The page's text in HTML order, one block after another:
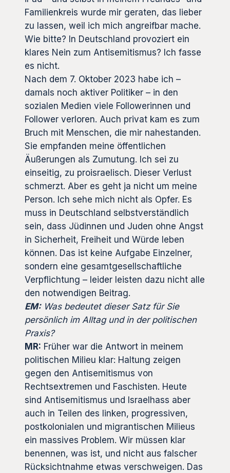
Familienkreis wurde mir geraten, das lieber
zu lassen, weil ich mich angreifbar mache.
Wie bitte? In Deutschland provoziert ein
klares Nein zum Antisemitismus? Ich fasse
es nicht.
Nach dem 7. Oktober 2023 habe ich –
damals noch aktiver Politiker – in den
sozialen Medien viele Followerinnen und
Follower verloren. Auch privat kam es zum
Bruch mit Menschen, die mir nahestanden.
Sie empfanden meine öffentlichen
Äußerungen als Zumutung. Ich sei zu
einseitig, zu proisraelisch. Dieser Verlust
schmerzt. Aber es geht ja nicht um meine
Person. Ich sehe mich nicht als Opfer. Es
muss in Deutschland selbstverständlich
sein, dass Jüdinnen und Juden ohne Angst
in Sicherheit, Freiheit und Würde leben
können. Das ist keine Aufgabe Einzelner,
sondern eine gesamtgesellschaftliche
Verpflichtung – leider leisten dazu nicht alle
den notwendigen Beitrag.
EM:Was bedeutet dieser Satz für Sie
persönlich im Alltag und in der politischen
Praxis?
MR: Früher war die Antwort in meinem
politischen Milieu klar: Haltung zeigen
gegen den Antisemitismus von
Rechtsextremen und Faschisten. Heute
sind Antisemitismus und Israelhass aber
auch in Teilen des linken, progressiven,
postkolonialen und migrantischen Milieus
ein massives Problem. Wir müssen klar
benennen, was ist, und nicht aus falscher
Rücksichtnahme etwas verschweigen. Das